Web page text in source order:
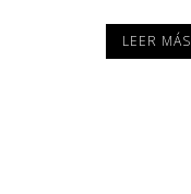
LEER MÁS